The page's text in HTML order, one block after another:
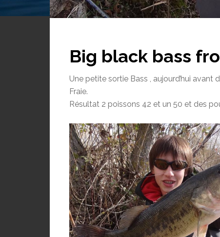
Big black bass
Une petite sortie Bass , aujourd’hui
Fraie.
Résultat 2 poissons 42 et un 50 et des